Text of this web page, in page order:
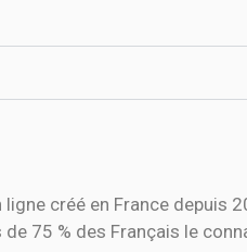
créé en France depuis
75 % des Français le